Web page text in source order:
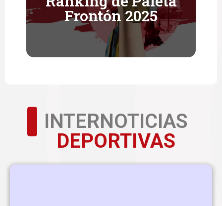
Frontón 2025
Descubrir➜
INTERNOTICIAS
DEPORTIVAS